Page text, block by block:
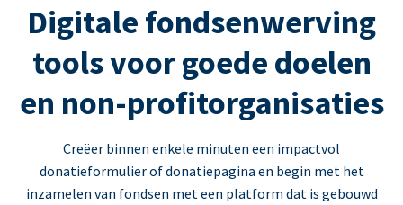
Digitale fondsenwerving
tools voor goede doelen
en non-profitorganisaties
Creëer binnen enkele minuten een impactvol
donatieformulier of donatiepagina en begin met het
inzamelen van fondsen met een platform dat is gebouwd